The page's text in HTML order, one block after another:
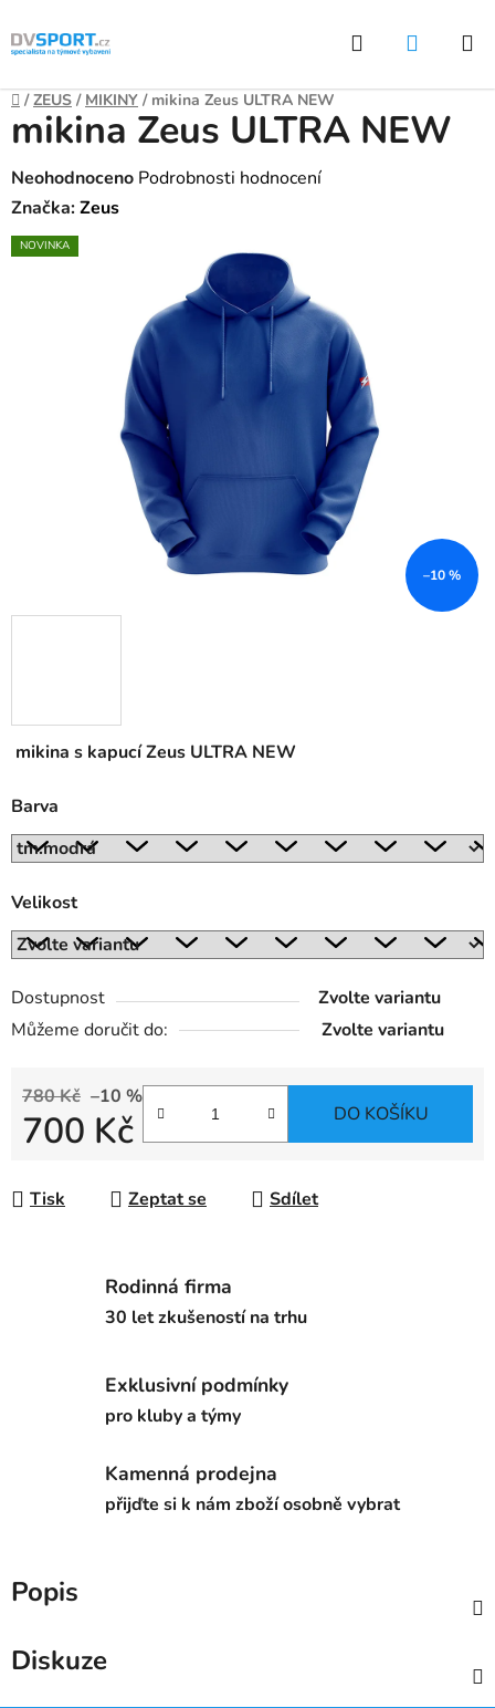
Přejít
na
Hledat
Domů
/ ZEUS / MIKINY / mikina Zeus ULTRA NEW
mikina s kapucí Zeus ULTRA NEW
Barva
Velikost
Dostupnost
Zvolte variantu
Můžeme doručit do:
Zvolte variantu
780 Kč –10 %
700 Kč DO KOŠÍKU
Tisk Zeptat se Sdílet
mikina Zeus ULTRA NEW
Průměrné
hodnocení
produktu
Neohodnoceno Podrobnosti hodnocení
Značka:Zeus
NOVINKA
–10 %
Rodinná firma
30 let zkušeností na trhu
Exklusivní podmínky
pro kluby a týmy
Kamenná prodejna
přijďte si k nám zboží osobně vybrat
Popis
Diskuze